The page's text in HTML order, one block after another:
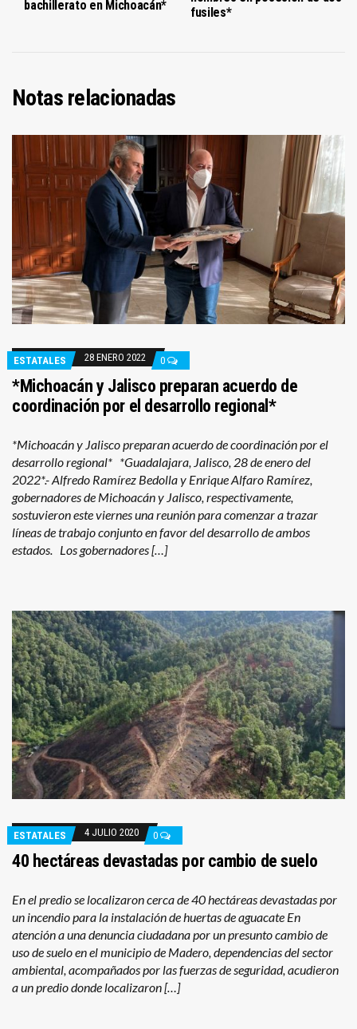
bachillerato en Michoacán*
fusiles*
Notas relacionadas
ESTATALES 28 ENERO 2022 0
*Michoacán y Jalisco preparan acuerdo de
coordinación por el desarrollo regional*
*Michoacán y Jalisco preparan acuerdo de coordinación por el
desarrollo regional* *Guadalajara, Jalisco, 28 de enero del
2022*.- Alfredo Ramírez Bedolla y Enrique Alfaro Ramírez,
gobernadores de Michoacán y Jalisco, respectivamente,
sostuvieron este viernes una reunión para comenzar a trazar
líneas de trabajo conjunto en favor del desarrollo de ambos
estados. Los gobernadores […]
ESTATALES 4 JULIO 2020 0
40 hectáreas devastadas por cambio de suelo
En el predio se localizaron cerca de 40 hectáreas devastadas por
un incendio para la instalación de huertas de aguacate En
atención a una denuncia ciudadana por un presunto cambio de
uso de suelo en el municipio de Madero, dependencias del sector
ambiental, acompañados por las fuerzas de seguridad, acudieron
a un predio donde localizaron […]